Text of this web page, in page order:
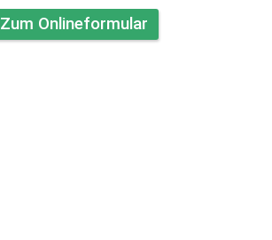
Zum Onlineformular